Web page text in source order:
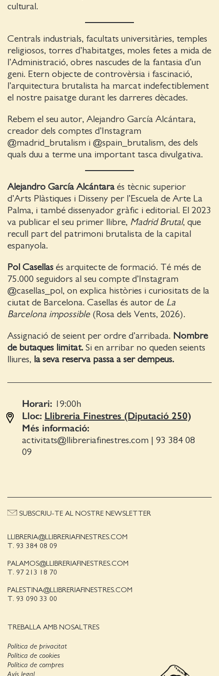
cultural.
Centrals industrials, facultats universitàries, temples
religiosos, torres d’habitatges, moles fetes a mida de
l’Administració, obres nascudes de la fantasia d’un
geni. Etern objecte de controvèrsia i fascinació,
l’arquitectura brutalista ha marcat indefectiblement
el nostre paisatge durant les darreres dècades.
Rebem el seu autor, Alejandro García Alcántara,
creador dels comptes d’Instagram
@madrid_brutalism i @spain_brutalism, des dels
quals duu a terme una important tasca divulgativa.
Alejandro García Alcántaraés tècnic superior
d’Arts Plàstiques i Disseny per l’Escuela de Arte La
Palma, i també dissenyador gràfic i editorial. El 2023
va publicar el seu primer llibre, Madrid Brutal, que
recull part del patrimoni brutalista de la capital
espanyola.
Pol Casellas és arquitecte de formació. Té més de
75.000 seguidors al seu compte d’Instagram
@casellas_pol, on explica històries i curiositats de la
ciutat de Barcelona. Casellas és autor de La
Barcelona impossible(Rosa dels Vents, 2026).
Assignació de seient per ordre d’arribada. Nombre
de butaques limitat. Si en arribar no queden seients
lliures, la seva reserva passa a ser dempeus.
Horari: 19:00 h
Lloc: Llibreria Finestres (Diputació 250)
Més informació:
activitats@llibreriafinestres.com
93 384 08
09
LLIBRERIA@LLIBRERIAFINESTRES.COM
T. 93 384 08 09
PALAMOS@LLIBRERIAFINESTRES.COM
T. 97 213 18 70
PALESTINA@LLIBRERIAFINESTRES.COM
T. 93 090 33 00
TREBALLA AMB NOSALTRES
SUBSCRIU-TE AL NOSTRE NEWSLETTER
Política de privacitat
Política de cookies
Avís legal
Política de compres